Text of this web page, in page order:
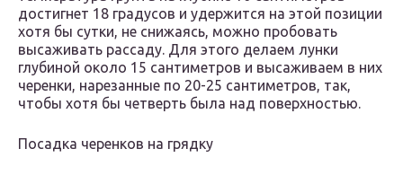
достигнет 18 градусов и удержится на этой позиции
хотя бы сутки, не снижаясь, можно пробовать
высаживать рассаду. Для этого делаем лунки
глубиной около 15 сантиметров и высаживаем в них
черенки, нарезанные по 20-25 сантиметров, так,
чтобы хотя бы четверть была над поверхностью.
Посадка черенков на грядку